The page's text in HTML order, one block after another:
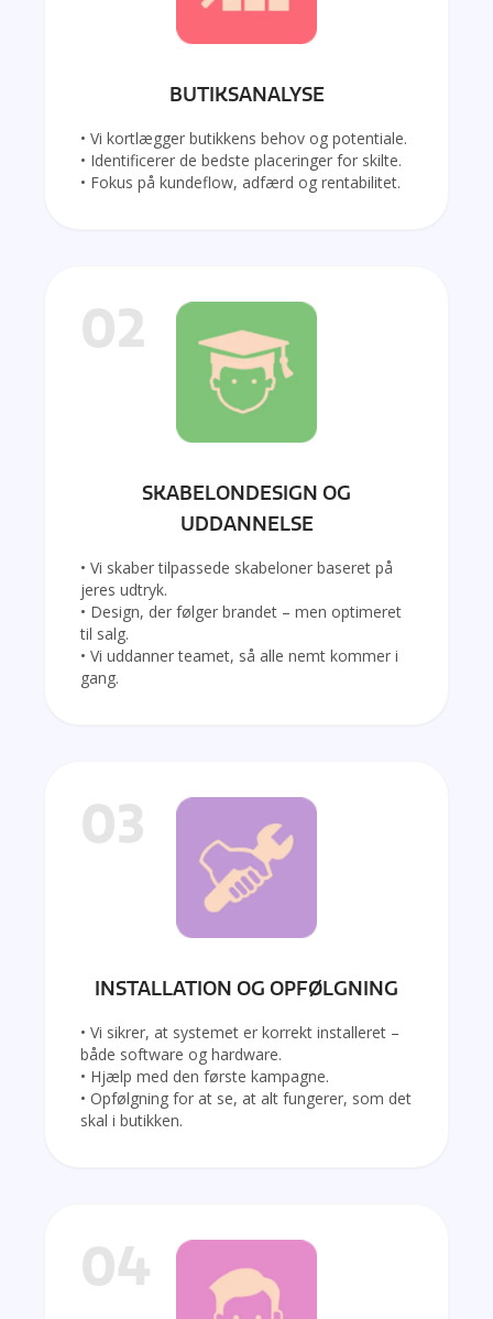
BUTIKSANALYSE
• Vi kortlægger butikkens behov og potentiale.
• Identificerer de bedste placeringer for skilte.
• Fokus på kundeflow, adfærd og rentabilitet.
02
SKABELONDESIGN OG
UDDANNELSE
• Vi skaber tilpassede skabeloner baseret på
jeres udtryk.
• Design, der følger brandet – men optimeret
til salg.
• Vi uddanner teamet, så alle nemt kommer i
gang.
03
INSTALLATION OG OPFØLGNING
• Vi sikrer, at systemet er korrekt installeret –
både software og hardware.
• Hjælp med den første kampagne.
• Opfølgning for at se, at alt fungerer, som det
skal i butikken.
04